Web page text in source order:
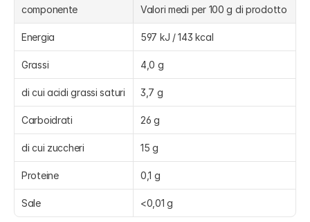
componente Valori medi per 100 g di prodotto
Energia 597 kJ / 143 kcal
Grassi 4,0 g
di cui acidi grassi saturi 3,7 g
Carboidrati 26 g
di cui zuccheri 15 g
Proteine 0,1 g
Sale <0,01 g